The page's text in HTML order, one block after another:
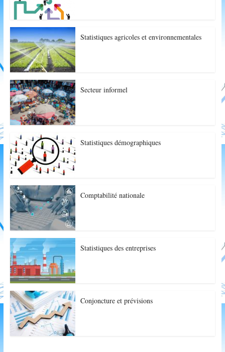
Statistiques agricoles et environnementales
Secteur informel
Statistiques démographiques
Comptabilité nationale
Statistiques des entreprises
Conjoncture et prévisions